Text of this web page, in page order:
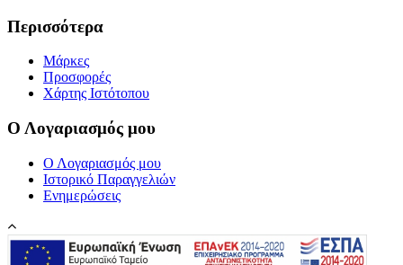
Περισσότερα
Μάρκες
Προσφορές
Χάρτης Ιστότοπου
Ο Λογαριασμός μου
Ο Λογαριασμός μου
Ιστορικό Παραγγελιών
Ενημερώσεις